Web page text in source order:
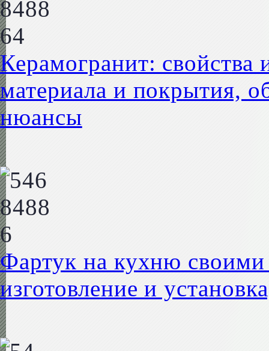
Керамогранит: свойства
материала и покрытия,
нюансы
Фартук на кухню
изготовление и